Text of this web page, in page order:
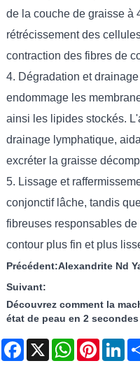
de la couche de graisse à
rétrécissement des
contraction des fibres de
4. Dégradation et
endommage les
ainsi les lipides stockés.
drainage lymphatique,
excréter la graisse
5. Lissage et
conjonctif lâche, tandis
fibreuses responsables
contour plus fin et plus
Précédent:Alexandrite Nd
Suivant:
Découvrez comment la
état de peau en 2 secondes
Facebook
X WhatsAppPinterest